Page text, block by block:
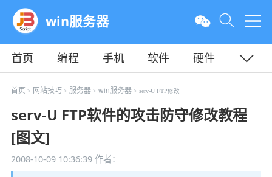
win服务器
首页 编程 手机 软件
硬件
教程
平面 服务器
首页 > 网站技巧 > 服务器> win服务器> serv-U FTP修改
serv-U FTP软件的攻击防守修改教程
[图文]
2008-10-09 10:36:39作者：